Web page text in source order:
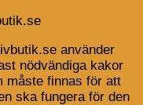
använder
nödvändiga kakor
måste finnas för att
ska fungera för den